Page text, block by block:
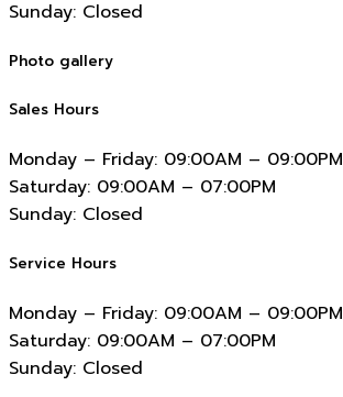
Sunday: Closed
Photo gallery
Sales Hours
Monday – Friday: 09:00AM – 09:00PM
Saturday: 09:00AM – 07:00PM
Sunday: Closed
Service Hours
Monday – Friday: 09:00AM – 09:00PM
Saturday: 09:00AM – 07:00PM
Sunday: Closed